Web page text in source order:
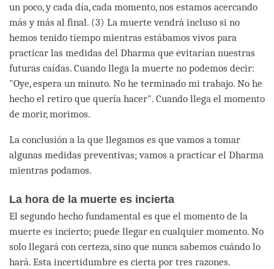
un poco, y cada día, cada momento, nos estamos acercando
más y más al final. (3) La muerte vendrá incluso si no
hemos tenido tiempo mientras estábamos vivos para
practicar las medidas del Dharma que evitarían nuestras
futuras caídas. Cuando llega la muerte no podemos decir:
"Oye, espera un minuto. No he terminado mi trabajo. No he
hecho el retiro que quería hacer". Cuando llega el momento
de morir, morimos.
La conclusión a la que llegamos es que vamos a tomar
algunas medidas preventivas; vamos a practicar el Dharma
mientras podamos.
La hora de la muerte es incierta
El segundo hecho fundamental es que el momento de la
muerte es incierto; puede llegar en cualquier momento. No
solo llegará con certeza, sino que nunca sabemos cuándo lo
hará. Esta incertidumbre es cierta por tres razones.